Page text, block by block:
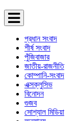
প্রধান সংবাদ
শীর্ষ সংবাদ
পুঁজিবাজার
জাতীয়-রাজনীতি
কোম্পানি-সংবাদ
এক্সক্লুসিভ
বিনোদন
গুজব
সোশ্যাল মিডিয়া